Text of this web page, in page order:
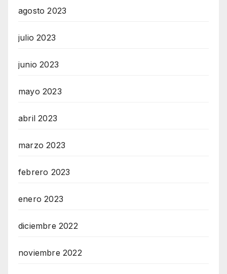
agosto 2023
julio 2023
junio 2023
mayo 2023
abril 2023
marzo 2023
febrero 2023
enero 2023
diciembre 2022
noviembre 2022